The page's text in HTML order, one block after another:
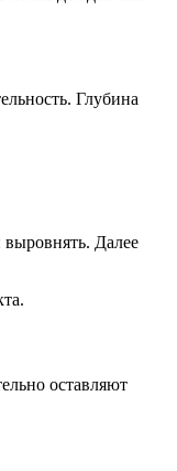
Глубина
Далее
оставляют